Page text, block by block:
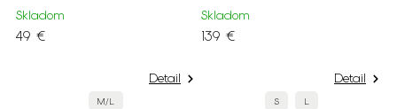
Skladom
49 €
Detail
M/L
Skladom
139 €
Detail
S L